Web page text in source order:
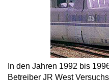
In den Jahren 1992 bis
Betreiber JR West